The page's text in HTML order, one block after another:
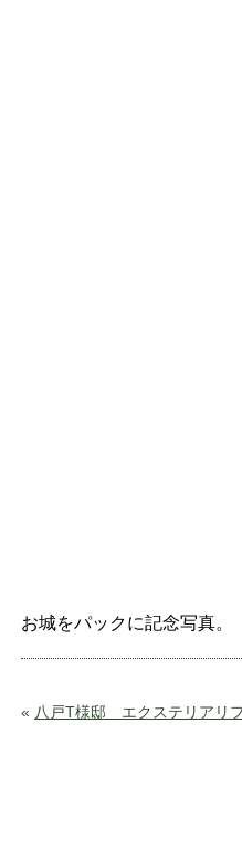
お城をパックに記念写真。
« 八戸T様邸 エクステリアリ